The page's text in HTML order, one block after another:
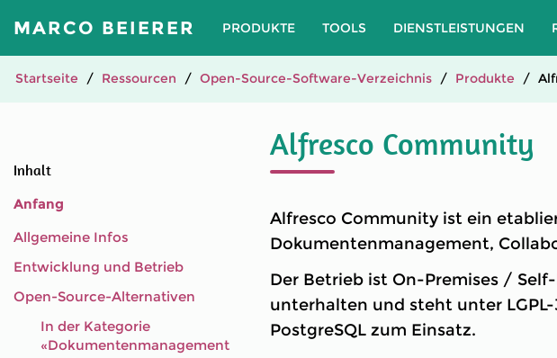
MARCO BEIERER PRODUKTE TOOLS DIENSTLEISTUNGEN
Startseite Ressourcen Open-Source-Software-Verzeichnis Produkte
Inhalt
Anfang
Allgemeine Infos
Entwicklung und Betrieb
Open-Source-Alternativen
In der Kategorie
«Dokumentenmanagement
Alfresco Community
Alfresco Community ist ein
Dokumentenmanagement,
Der Betrieb ist On-Premises /
unterhalten und steht unter
PostgreSQL zum Einsatz.